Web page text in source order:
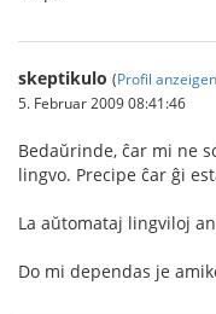
skeptikulo (Profil anzeigen
5. Februar 2009 08:41:46
Bedaŭrinde, ĉar mi ne
lingvo. Precipe ĉar ĝi
La aŭtomataj lingviloj
Do mi dependas je